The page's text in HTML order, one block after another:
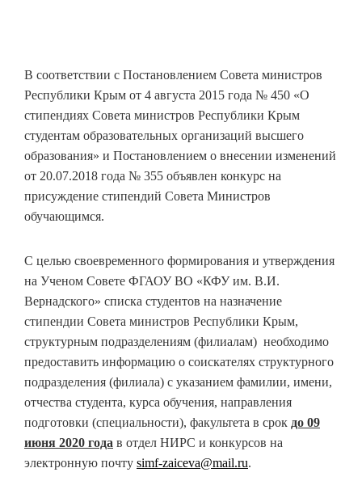
В соответствии с Постановлением Совета министров
Республики Крым от 4 августа 2015 года № 450 «О
стипендиях Совета министров Республики Крым
студентам образовательных организаций высшего
образования» и Постановлением о внесении изменений
от 20.07.2018 года № 355 объявлен конкурс на
присуждение стипендий Совета Министров
обучающимся.
С целью своевременного формирования и утверждения
на Ученом Совете ФГАОУ ВО «КФУ им. В.И.
Вернадского» списка студентов на назначение
стипендии Совета министров Республики Крым,
структурным подразделениям (филиалам) необходимо
предоставить информацию о соискателях структурного
подразделения (филиала) с указанием фамилии, имени,
отчества студента, курса обучения, направления
подготовки (специальности), факультета в срок до 09
июня 2020 года в отдел НИРС и конкурсов на
электронную почту simf-zaiceva@mail.ru.